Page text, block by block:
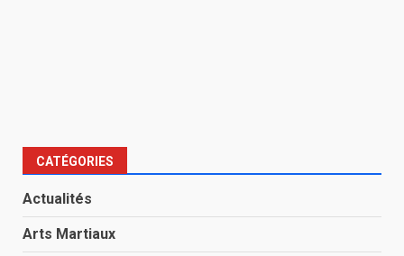
CATÉGORIES
Actualités
Arts Martiaux